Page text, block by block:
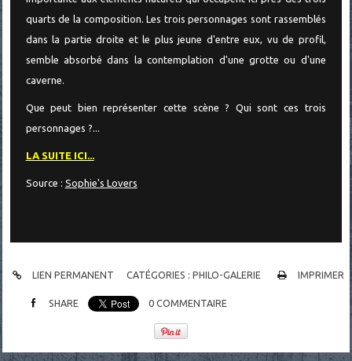
quarts de la composition. Les trois personnages sont rassemblés
dans la partie droite et le plus jeune d'entre eux, vu de profil,
semble absorbé dans la contemplation d'une grotte ou d'une
caverne.
Que peut bien représenter cette scène ? Qui sont ces trois
personnages ?...
LA SUITE ICI...
Source : Sophie's Lovers
LIEN PERMANENT CATÉGORIES : PHILO-GALERIE IMPRIMER
SHARE 0 COMMENTAIRE